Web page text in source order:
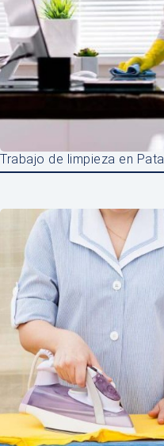
Trabajo de limpieza en